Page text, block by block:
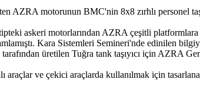
AZRA motorunun BMC'nin 8x8 zırhlı personel
askeri motorlarından AZRA çeşitli
Kara Sistemleri Semineri'nde edinilen
üretilen Tuğra tank taşıyıcı için AZRA
araçlar ve çekici araçlarda kullanılmak için